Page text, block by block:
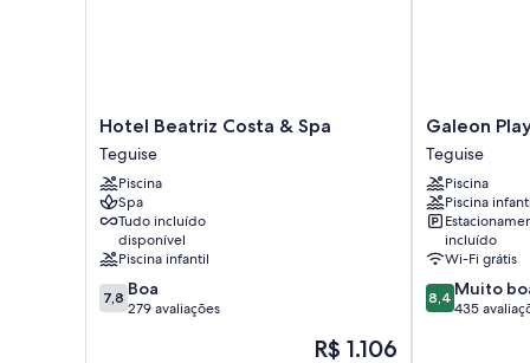
Hotel
Beatriz
Costa
&
Spa
Teguise
Hotel Beatriz Costa & Spa
Teguise
Piscina
Spa
Tudo incluído
disponível
Piscina infantil
7.8
de
7,8 Boa
279 avaliações
O
R$ 1.106
Galeon
Playa
Teguise
Galeon
Teguise
Piscina
Piscina
incluído
Wi-Fi grátis
8.4
de
8,4 Muito
435